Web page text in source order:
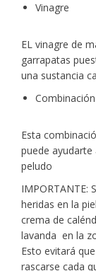
Vinagre
EL vinagre de
garrapatas
una sustancia
Esta
puede ayudarte
peludo
IMPORTANTE:
heridas en la
crema de
lavanda en la
Esto evitará
rascarse cada